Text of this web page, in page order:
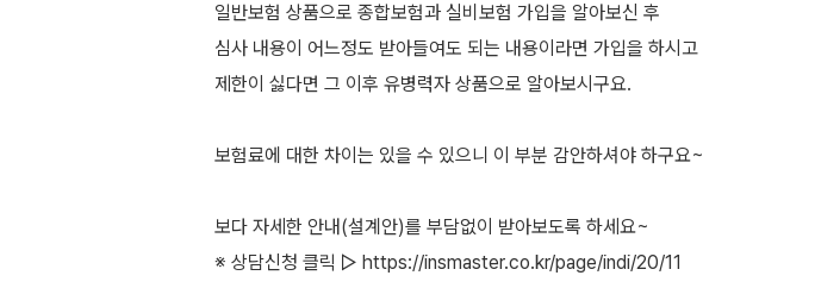
일반보험 상품으로 종합보험과 실비보험 가입을 알아보신 후
심사 내용이 어느정도 받아들여도 되는 내용이라면 가입을 하시고
제한이 싫다면 그 이후 유병력자 상품으로 알아보시구요.
보험료에 대한 차이는 있을 수 있으니 이 부분 감안하셔야 하구요~
보다 자세한 안내(설계안)를 부담없이 받아보도록 하세요~